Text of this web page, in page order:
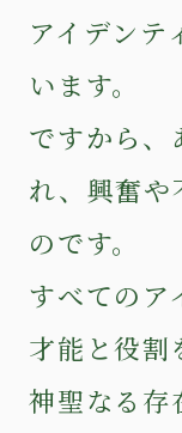
アイデンテ
います。
ですから、
れ、興奮や
のです。
すべてのア
才能と役割
神聖なる存